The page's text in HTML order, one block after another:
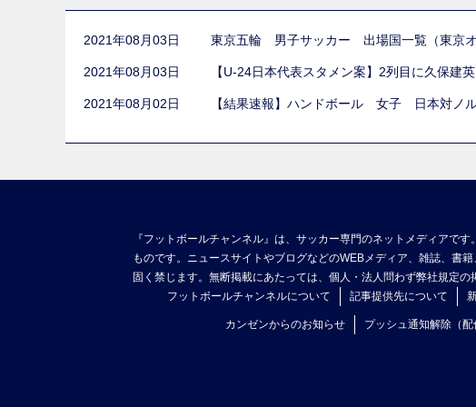
2021年08月03日 東京五輪 男子サッカー 出場国一覧（東京オ
2021年08月03日 【U-24日本代表スタメン案】2列目に久保建
2021年08月02日 【結果速報】ハンドボール 女子 日本対ノ
『フットボールチャンネル』は、サッカー専門のネットメディアで
ものです。ニュースサイトやブログなどのWEBメディア、雑誌、書
固く禁じます。無断掲載にあたっては、個人・法人問わず弊社規定
フットボールチャンネルについて
記事提供先について
カンゼンからのお知らせ プッシュ通知解除（